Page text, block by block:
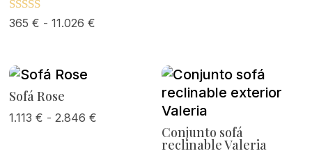
Valorado
365€ - 11.026€
hasta
hasta
2.822 €
Sofá Rose
1.113€ - 2.846€
Conjunto sofá
reclinable Valeria